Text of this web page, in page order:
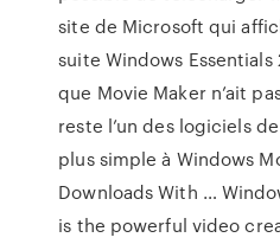
site de Microsoft qui
suite Windows
que Movie Maker n’ait
reste l’un des logiciels
plus simple à Windows
Downloads With …
is the powerful video